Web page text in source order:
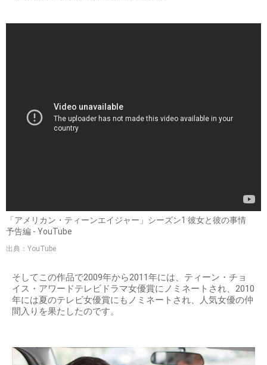
「アメリカン・ティーンエイジャー」シーズン1 彼女と彼の事情
予告編 - YouTube
出典：YouTube
そしてこの作品で2009年から2011年には、ティーン・チョ
イス・アワードテレビドラマ女優賞にノミネートされ、2010
年には夏のテレビ女優賞にもノミネートされ、人気女優の仲
間入りを果たしたのです。